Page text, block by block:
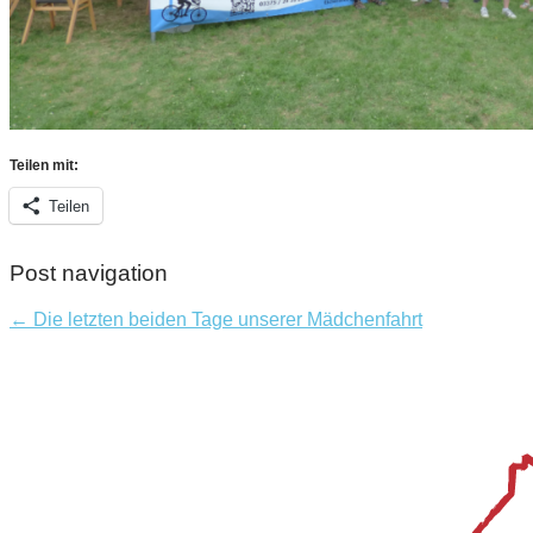
Teilen mit:
Teilen
Post navigation
← Die letzten beiden Tage unserer Mädchenfahrt